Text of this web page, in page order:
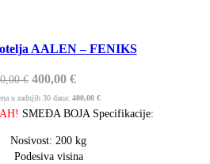
AALEN – FENIKS
€ 400,00 €
u zadnjih 30 dana: 400,00 €
SMEĐA BOJA Specifikacije:
Nosivost: 200 kg
Podesiva visina